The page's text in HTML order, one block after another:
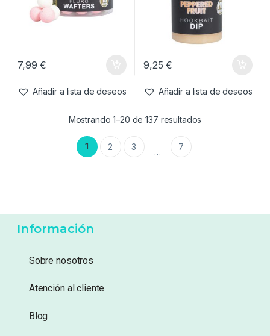
7,99€
Añadir a lista de deseos
9,25€
Añadir a lista de deseos
Mostrando 1–20 de 137 resultados
1 2 3 … 7
Información
Sobre nosotros
Atención al cliente
Blog